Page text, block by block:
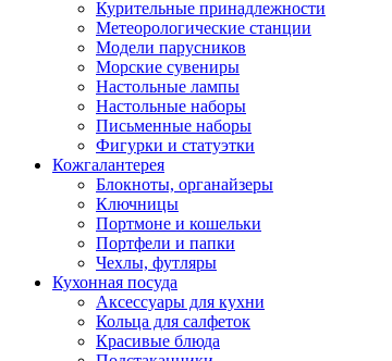
Курительные принадлежности
Метеорологические станции
Модели парусников
Морские сувениры
Настольные лампы
Настольные наборы
Письменные наборы
Фигурки и статуэтки
Кожгалантерея
Блокноты, органайзеры
Ключницы
Портмоне и кошельки
Портфели и папки
Чехлы, футляры
Кухонная посуда
Аксессуары для кухни
Кольца для салфеток
Красивые блюда